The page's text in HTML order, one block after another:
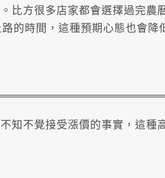
比方很多店家都會選擇過完農
的時間，這種預期心態也會降
知不覺接受漲價的事實，這種